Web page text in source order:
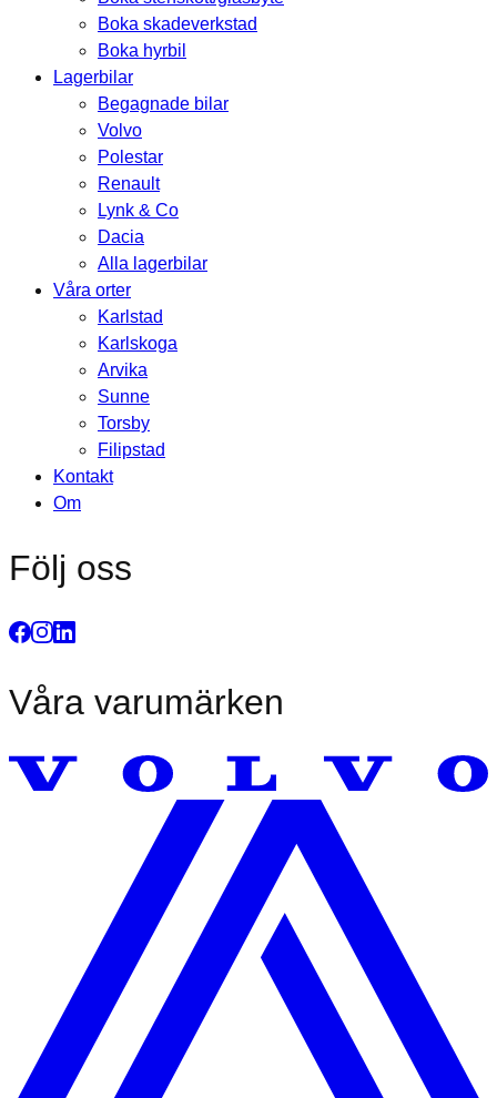
Boka skadeverkstad
Boka hyrbil
Lagerbilar
Begagnade bilar
Volvo
Polestar
Renault
Lynk & Co
Dacia
Alla lagerbilar
Våra orter
Karlstad
Karlskoga
Arvika
Sunne
Torsby
Filipstad
Kontakt
Om
Följ oss
Våra varumärken